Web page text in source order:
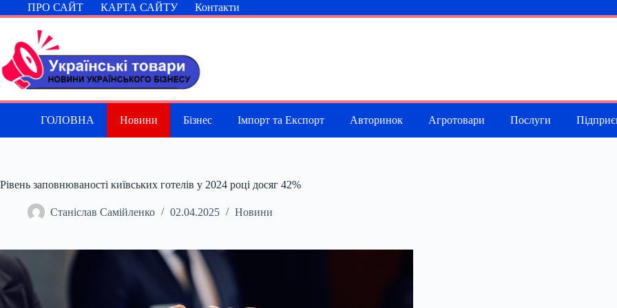
Перейти
до
ПРО САЙТ КАРТА САЙТУ Контакти
ГОЛОВНА Новини Бізнес Імпорт та Експорт Авторинок Агротовари Послуги
Рівень заповнюваності київських готелів у 2024 році досяг 42%
Станіслав Самійленко 02.04.2025 Новини